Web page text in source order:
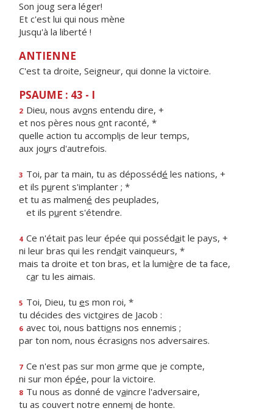
Son joug sera léger!
Et c'est lui qui nous mène
Jusqu'à la liberté !
ANTIENNE
C'est ta droite, Seigneur, qui donne la victoire.
PSAUME : 43 - I
2 Dieu, nous avons entendu dire, +
et nos pères nous ont raconté, *
quelle action tu accomplis de leur temps,
aux jours d'autrefois.
3 Toi, par ta main, tu as dépossédé les nations, +
et ils purent s'implanter ; *
et tu as malmené des peuplades,
et ils purent s'étendre.
4 Ce n'était pas leur épée qui possédait le pays, +
ni leur bras qui les rendait vainqueurs, *
mais ta droite et ton bras, et la lumière de ta face,
car tu les aimais.
5 Toi, Dieu, tu es mon roi, *
tu décides des victoires de Jacob :
6 avec toi, nous battions nos ennemis ;
par ton nom, nous écrasions nos adversaires.
7 Ce n'est pas sur mon arme que je compte,
ni sur mon épée, pour la victoire.
8 Tu nous as donné de vaincre l'adversaire,
tu as couvert notre ennemi de honte.